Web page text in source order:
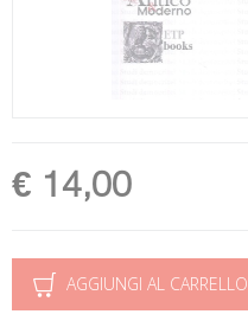
€ 14,00
AGGIUNGI AL CARRELLO